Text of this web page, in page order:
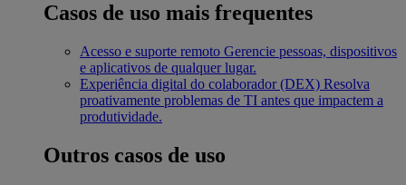
Casos de uso mais frequentes
Acesso e suporte remoto Gerencie pessoas, dispositivos
e aplicativos de qualquer lugar.
Experiência digital do colaborador (DEX) Resolva
proativamente problemas de TI antes que impactem a
produtividade.
Outros casos de uso